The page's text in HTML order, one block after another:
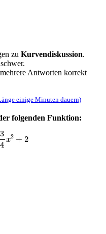
zu Kurvendiskussion.
Antworten korrekt
einige Minuten dauern)
folgenden Funktion:
4x 2+ 2